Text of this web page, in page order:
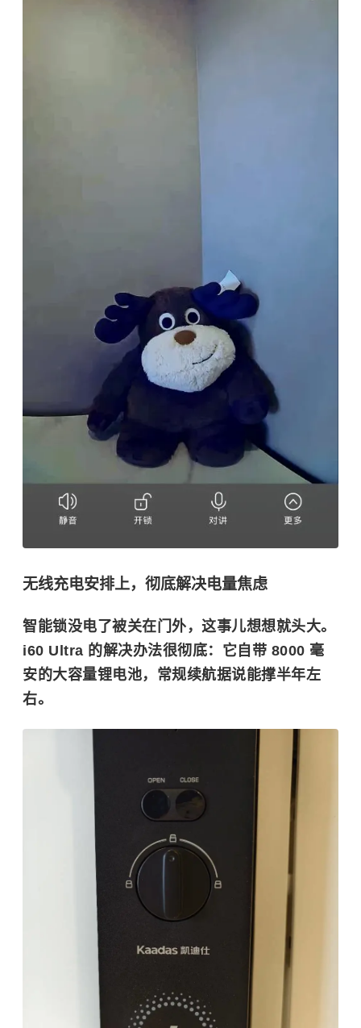
无线充电安排上，彻底解决电量焦虑
智能锁没电了被关在门外，这事儿想想就头大。
i60 Ultra 的解决办法很彻底：它自带 8000 毫
安的大容量锂电池，常规续航据说能撑半年左
右。